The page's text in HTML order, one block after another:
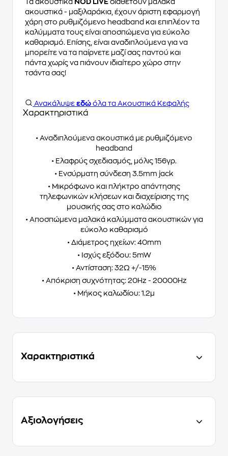
Τα ακουστικά NOD LIVE διαθέτουν μαλακά
ακουστικά - μαξιλαράκια, έχουν άριστη εφαρμογή
χάρη στο ρυθμιζόμενο headband και επιπλέον τα
καλύμματα τους είναι αποσπώμενα για εύκολο
καθαρισμό. Επίσης, είναι αναδιπλούμενα για να
μπορείτε να τα παίρνετε μαζί σας παντού και
πάντα χωρίς να πιάνουν ιδιαίτερο χώρο στην
τσάντα σας!
Ανακάλυψε εδώ όλα τα Ακουστικά Κεφαλής
Χαρακτηριστικά
• Αναδιπλούμενα ακουστικά με ρυθμιζόμενο
headband
• Ελαφρύς σχεδιασμός, μόλις 156γρ.
• Ενσύρματη σύνδεση 3.5mm jack
• Μικρόφωνο και πλήκτρο απάντησης
τηλεφωνικών κλήσεων και διαχείρισης της
μουσικής σας στο καλώδιο
• Αποσπώμενα μαλακά καλύμματα ακουστικών για
εύκολο καθαρισμό
• Διάμετρος ηχείων: 40mm
• Ισχύς εξόδου: 5mW
• Αντίσταση: 32Ω +/-15%
• Απόκριση συχνότητας: 20Hz - 20000Hz
• Μήκος καλωδίου: 1.2μ
Χαρακτηριστικά
Αξιολογήσεις